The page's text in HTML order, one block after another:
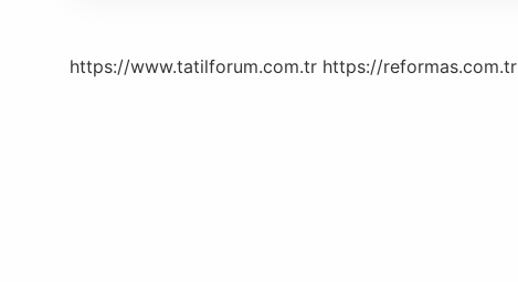
https://www.tatilforum.com.tr https://reformas.com.tr